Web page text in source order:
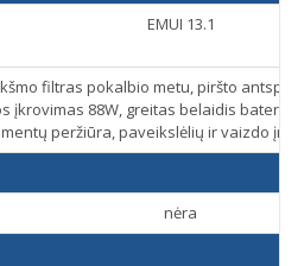
EMUI 13.1
filtras pokalbio metu, piršto
įkrovimas 88W, greitas belaidis
peržiūra, paveikslėlių ir vaizdo
nėra